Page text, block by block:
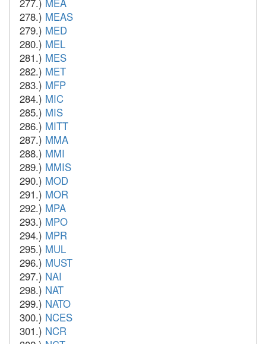
277.) MEA
278.) MEAS
279.) MED
280.) MEL
281.) MES
282.) MET
283.) MFP
284.) MIC
285.) MIS
286.) MITT
287.) MMA
288.) MMI
289.) MMIS
290.) MOD
291.) MOR
292.) MPA
293.) MPO
294.) MPR
295.) MUL
296.) MUST
297.) NAI
298.) NAT
299.) NATO
300.) NCES
301.) NCR